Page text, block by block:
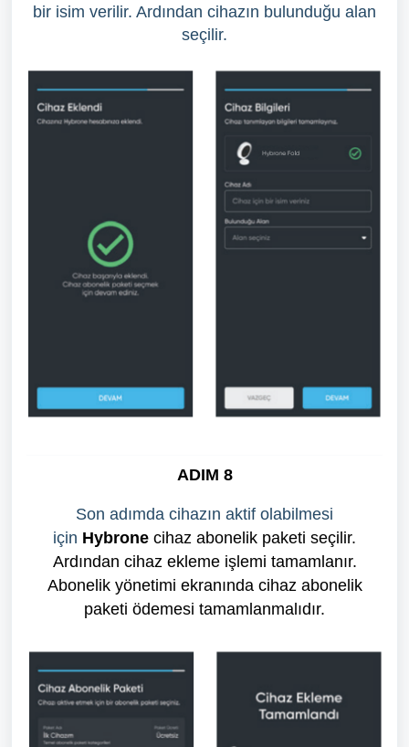
bir isim verilir. Ardından cihazın bulunduğu alan
seçilir.
ADIM 8
Son adımda cihazın aktif olabilmesi
için Hybrone cihaz abonelik paketi seçilir.
Ardından cihaz ekleme işlemi tamamlanır.
Abonelik yönetimi ekranında cihaz abonelik
paketi ödemesi tamamlanmalıdır.